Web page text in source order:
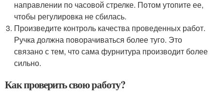
направлении по часовой стрелке. Потом утопите ее,
чтобы регулировка не сбилась.
Произведите контроль качества проведенных работ.
Ручка должна поворачиваться более туго. Это
связано с тем, что сама фурнитура производит более
сильно.
Как проверить свою работу?